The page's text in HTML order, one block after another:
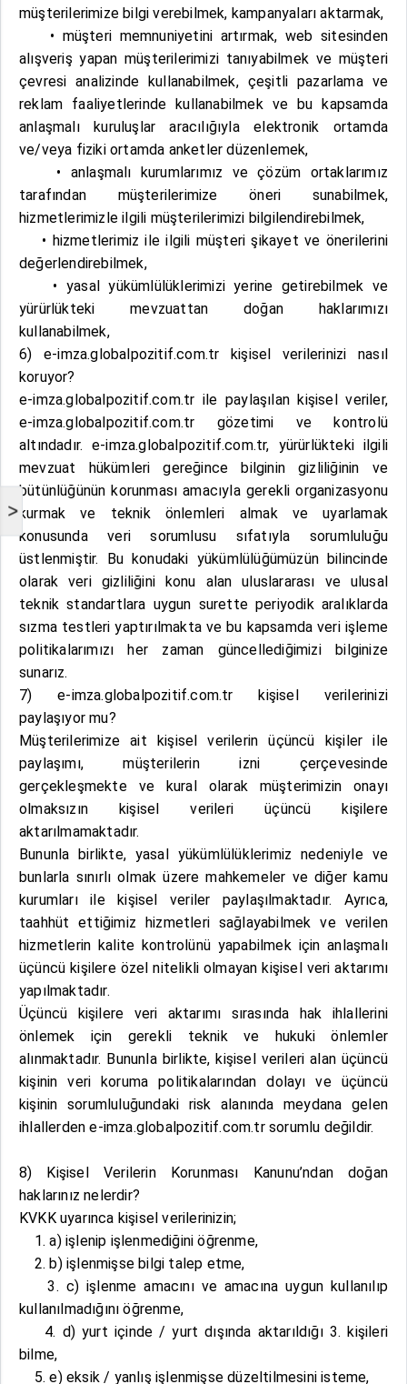
>
müşterilerimize bilgi verebilmek, kampanyaları aktarmak,
• müşteri memnuniyetini artırmak, web sitesinden
alışveriş yapan müşterilerimizi tanıyabilmek ve müşteri
çevresi analizinde kullanabilmek, çeşitli pazarlama ve
reklam faaliyetlerinde kullanabilmek ve bu kapsamda
anlaşmalı kuruluşlar aracılığıyla elektronik ortamda
ve/veya fiziki ortamda anketler düzenlemek,
• anlaşmalı kurumlarımız ve çözüm ortaklarımız
tarafından müşterilerimize öneri sunabilmek,
hizmetlerimizle ilgili müşterilerimizi bilgilendirebilmek,
• hizmetlerimiz ile ilgili müşteri şikayet ve önerilerini
değerlendirebilmek,
• yasal yükümlülüklerimizi yerine getirebilmek ve
yürürlükteki mevzuattan doğan haklarımızı
kullanabilmek,
6) e-imza.globalpozitif.com.tr kişisel verilerinizi nasıl
koruyor?
e-imza.globalpozitif.com.tr ile paylaşılan kişisel veriler,
e-imza.globalpozitif.com.tr gözetimi ve kontrolü
altındadır. e-imza.globalpozitif.com.tr, yürürlükteki ilgili
mevzuat hükümleri gereğince bilginin gizliliğinin ve
bütünlüğünün korunması amacıyla gerekli organizasyonu
kurmak ve teknik önlemleri almak ve uyarlamak
konusunda veri sorumlusu sıfatıyla sorumluluğu
üstlenmiştir. Bu konudaki yükümlülüğümüzün bilincinde
olarak veri gizliliğini konu alan uluslararası ve ulusal
teknik standartlara uygun surette periyodik aralıklarda
sızma testleri yaptırılmakta ve bu kapsamda veri işleme
politikalarımızı her zaman güncellediğimizi bilginize
sunarız.
7) e-imza.globalpozitif.com.tr kişisel verilerinizi
paylaşıyor mu?
Müşterilerimize ait kişisel verilerin üçüncü kişiler ile
paylaşımı, müşterilerin izni çerçevesinde
gerçekleşmekte ve kural olarak müşterimizin onayı
olmaksızın kişisel verileri üçüncü kişilere
aktarılmamaktadır.
Bununla birlikte, yasal yükümlülüklerimiz nedeniyle ve
bunlarla sınırlı olmak üzere mahkemeler ve diğer kamu
kurumları ile kişisel veriler paylaşılmaktadır. Ayrıca,
taahhüt ettiğimiz hizmetleri sağlayabilmek ve verilen
hizmetlerin kalite kontrolünü yapabilmek için anlaşmalı
üçüncü kişilere özel nitelikli olmayan kişisel veri aktarımı
yapılmaktadır.
Üçüncü kişilere veri aktarımı sırasında hak ihlallerini
önlemek için gerekli teknik ve hukuki önlemler
alınmaktadır. Bununla birlikte, kişisel verileri alan üçüncü
kişinin veri koruma politikalarından dolayı ve üçüncü
kişinin sorumluluğundaki risk alanında meydana gelen
ihlallerden e-imza.globalpozitif.com.tr sorumlu değildir.
8) Kişisel Verilerin Korunması Kanunu’ndan doğan
haklarınız nelerdir?
KVKK uyarınca kişisel verilerinizin;
1. a) işlenip işlenmediğini öğrenme,
2. b) işlenmişse bilgi talep etme,
3. c) işlenme amacını ve amacına uygun kullanılıp
kullanılmadığını öğrenme,
4. d) yurt içinde / yurt dışında aktarıldığı 3. kişileri
bilme,
5. e) eksik / yanlış işlenmişse düzeltilmesini isteme,